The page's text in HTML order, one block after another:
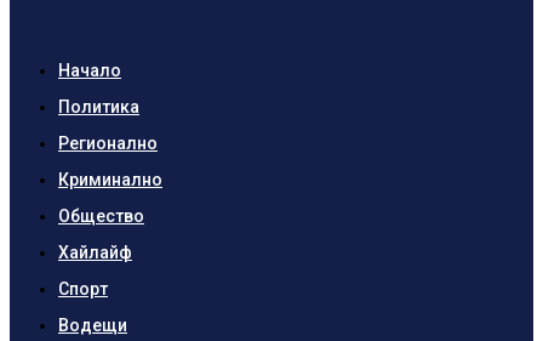
Начало
Политика
Регионално
Криминално
Общество
Хайлайф
Спорт
Водещи